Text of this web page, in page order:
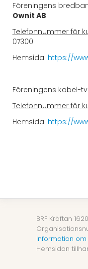
Föreningens
Ownit AB.
Telefonnummer för
07300
Hemsida: https://
Föreningens kabel-
Telefonnummer för
Hemsida: https://
BRF Kräftan 1620
Information
Hemsidan